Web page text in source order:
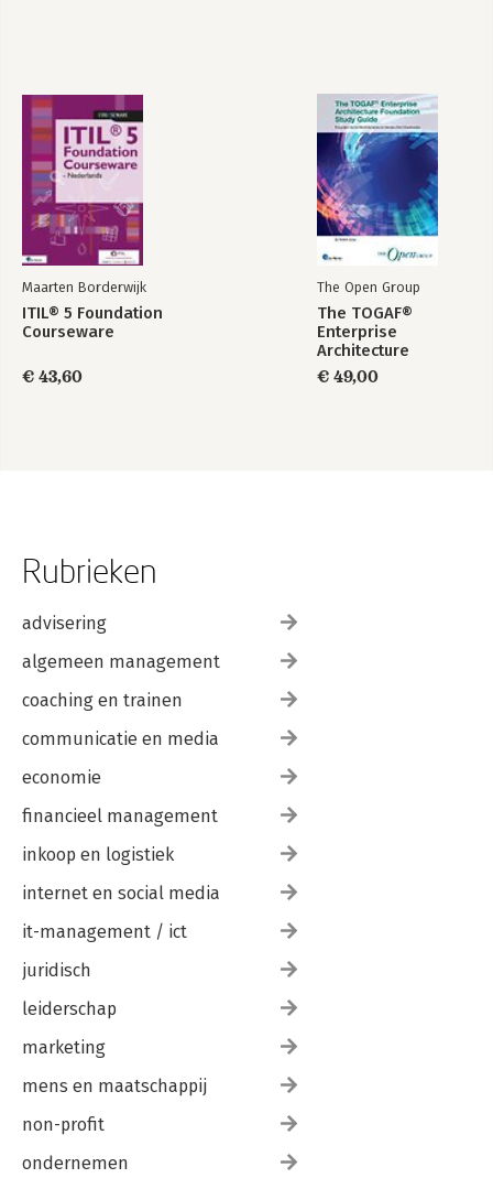
Maarten Borderwijk
ITIL® 5 Foundation
Courseware
€ 43,60
The Open Group
The TOGAF®
Enterprise
Architecture
Foundation Study
Guide
€ 49,00
Rubrieken
advisering
algemeen management
coaching en trainen
communicatie en media
economie
financieel management
inkoop en logistiek
internet en social media
it-management / ict
juridisch
leiderschap
marketing
mens en maatschappij
non-profit
ondernemen